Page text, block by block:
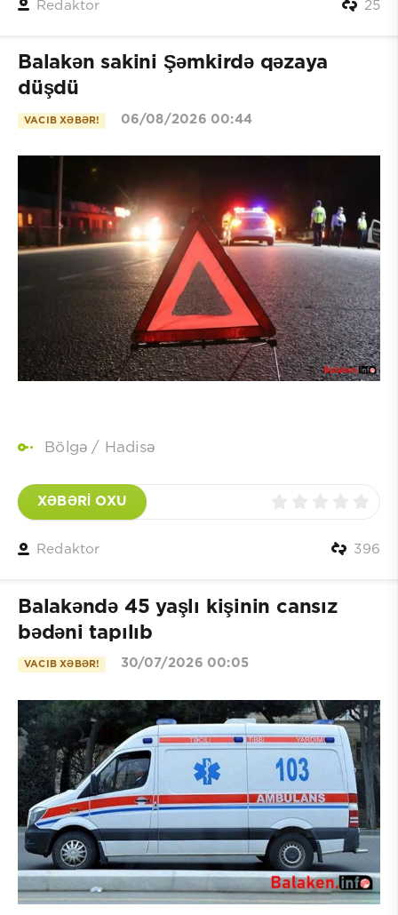
Redaktor 25
Balakən sakini Şəmkirdə qəzaya
düşdü
VACIB XƏBƏR! 06/08/2026 00:44
Bölgə / Hadisə
XƏBƏRİ OXU
Redaktor 396
Balakəndə 45 yaşlı kişinin cansız
bədəni tapılıb
VACIB XƏBƏR! 30/07/2026 00:05